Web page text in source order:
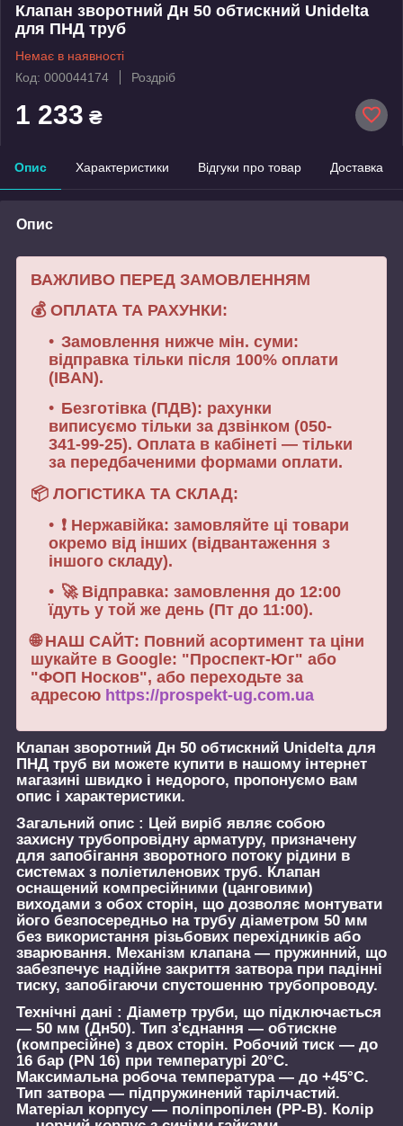
Клапан зворотний Дн 50 обтискний Unidelta
для ПНД труб
Немає в наявності
Код: 000044174
Роздріб
1 233 ₴
Опис Характеристики Відгуки про товар Доставка
Опис
ВАЖЛИВО ПЕРЕД ЗАМОВЛЕННЯМ
💰 ОПЛАТА ТА РАХУНКИ:
Замовлення нижче мін. суми:
відправка тільки після 100% оплати
(IBAN).
Безготівка (ПДВ): рахунки
виписуємо тільки за дзвінком (050-
341-99-25). Оплата в кабінеті — тільки
за передбаченими формами оплати.
📦 ЛОГІСТИКА ТА СКЛАД:
❗ Нержавійка: замовляйте ці товари
окремо від інших (відвантаження з
іншого складу).
🚀 Відправка: замовлення до 12:00
їдуть у той же день (Пт до 11:00).
🌐НАШ САЙТ: Повний асортимент та ціни
шукайте в Google: "Проспект-Юг" або
"ФОП Носков", або переходьте за
адресою https://prospekt-ug.com.ua
Клапан зворотний Дн 50 обтискний Unidelta для
ПНД труб ви можете купити в нашому інтернет
магазині швидко і недорого, пропонуємо вам
опис і характеристики.
Загальний опис : Цей виріб являє собою
захисну трубопровідну арматуру, призначену
для запобігання зворотного потоку рідини в
системах з поліетиленових труб. Клапан
оснащений компресійними (цанговими)
виходами з обох сторін, що дозволяє монтувати
його безпосередньо на трубу діаметром 50 мм
без використання різьбових перехідників або
зварювання. Механізм клапана — пружинний, що
забезпечує надійне закриття затвора при падінні
тиску, запобігаючи спустошенню трубопроводу.
Технічні дані : Діаметр труби, що підключається
— 50 мм (Дн50). Тип з'єднання — обтискне
(компресійне) з двох сторін. Робочий тиск — до
16 бар (PN 16) при температурі 20°C.
Максимальна робоча температура — до +45°C.
Тип затвора — підпружинений тарілчастий.
Матеріал корпусу — поліпропілен (PP-B). Колір